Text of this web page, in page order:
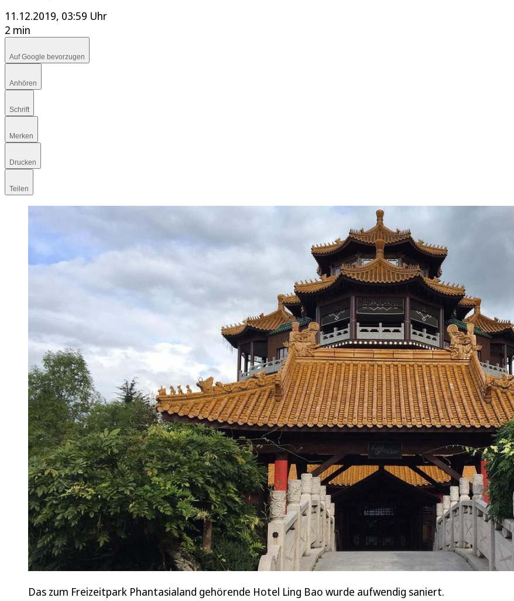
11.12.2019, 03:59 Uhr
2 min
Auf Google bevorzugen
Anhören
Schrift
Merken
Drucken
Teilen
Das zum Freizeitpark Phantasialand gehörende Hotel Ling Bao wurde aufwendig saniert.